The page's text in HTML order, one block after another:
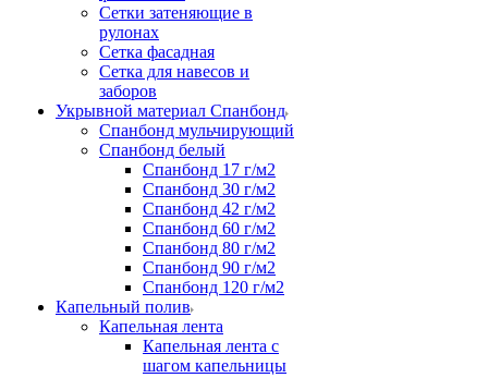
Сетки затеняющие в
рулонах
Сетка фасадная
Сетка для навесов и
заборов
Укрывной материал Спанбонд
Спанбонд мульчирующий
Спанбонд белый
Спанбонд 17 г/м2
Спанбонд 30 г/м2
Спанбонд 42 г/м2
Спанбонд 60 г/м2
Спанбонд 80 г/м2
Спанбонд 90 г/м2
Спанбонд 120 г/м2
Капельный полив
Капельная лента
Капельная лента с
шагом капельницы